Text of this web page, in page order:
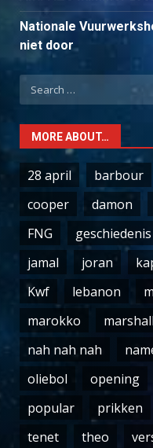
Nationale
niet door
Search
for:
MORE ABOUT…
28 april barbour
cooper
damon
FNG
geschiedenis
jamal
joran
Kwf
lebanon
marokko
nah nah nah
oliebol
opening
popular
prikken
tenet
theo